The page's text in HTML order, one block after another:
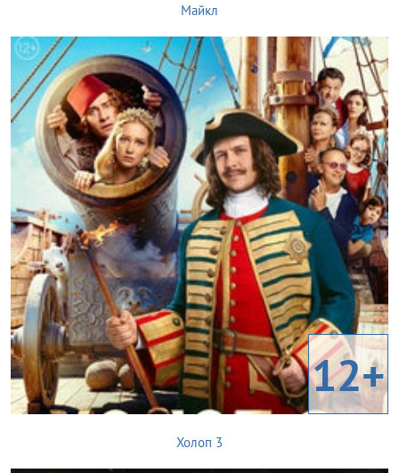
Майкл
12+
Холоп 3